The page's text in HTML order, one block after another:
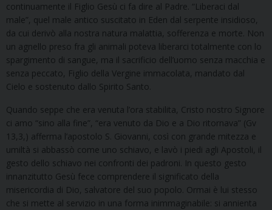
continuamente il Figlio Gesù ci fa dire al Padre. “Liberaci dal
male”, quel male antico suscitato in Eden dal serpente insidioso,
da cui derivò alla nostra natura malattia, sofferenza e morte. Non
un agnello preso fra gli animali poteva liberarci totalmente con lo
spargimento di sangue, ma il sacrificio dell’uomo senza macchia e
senza peccato, Figlio della Vergine immacolata, mandato dal
Cielo e sostenuto dallo Spirito Santo.
Quando seppe che era venuta l’ora stabilita, Cristo nostro Signore
ci amo “sino alla fine”, “era venuto da Dio e a Dio ritornava” (Gv
13,3,) afferma l’apostolo S. Giovanni, così con grande mitezza e
umiltà si abbassò come uno schiavo, e lavò i piedi agli Apostoli, il
gesto dello schiavo nei confronti dei padroni. In questo gesto
innanzitutto Gesù fece comprendere il significato della
misericordia di Dio, salvatore del suo popolo. Ormai è lui stesso
che si mette al servizio in una forma inimmaginabile: si annienta